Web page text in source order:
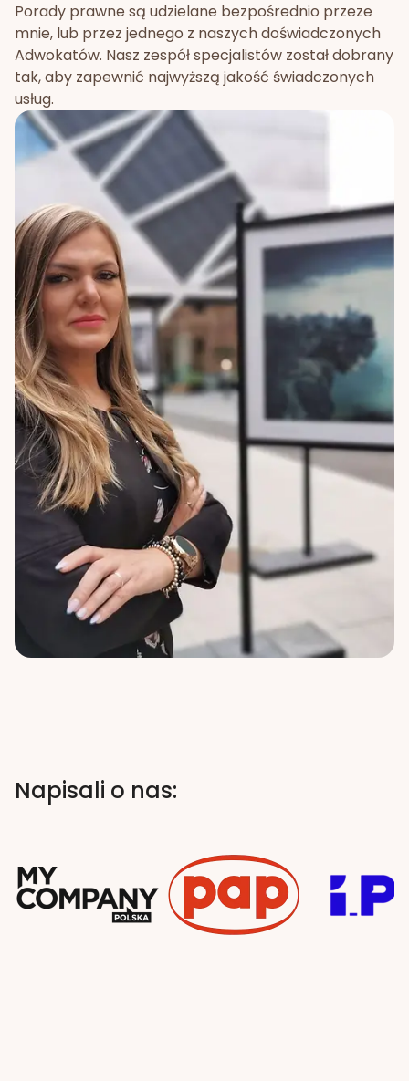
Porady prawne są udzielane bezpośrednio przeze
mnie, lub przez jednego z naszych doświadczonych
Adwokatów. Nasz zespół specjalistów został dobrany
tak, aby zapewnić najwyższą jakość świadczonych
usług.
Napisali o nas: